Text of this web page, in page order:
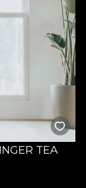
TEA